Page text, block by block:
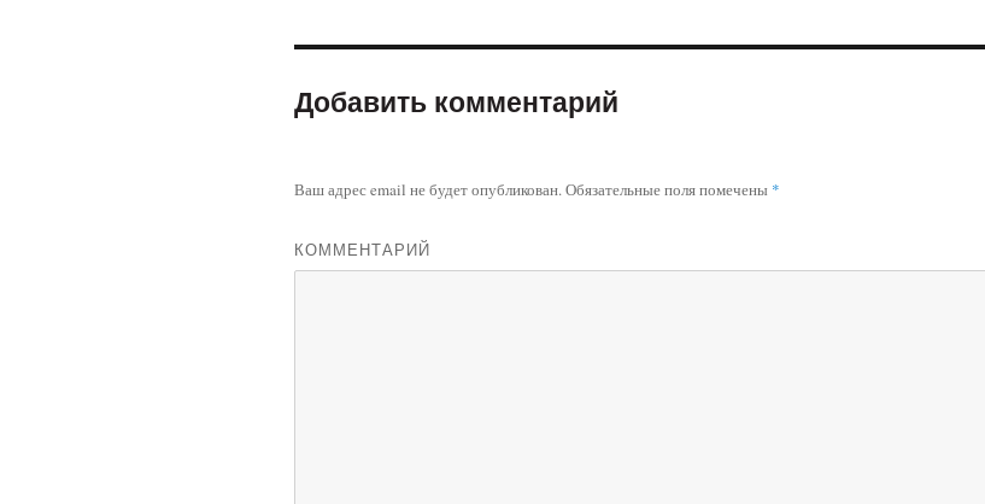
Добавить комментарий
Ваш адрес email не будет опубликован.Обязательные поля помечены *
КОММЕНТАРИЙ